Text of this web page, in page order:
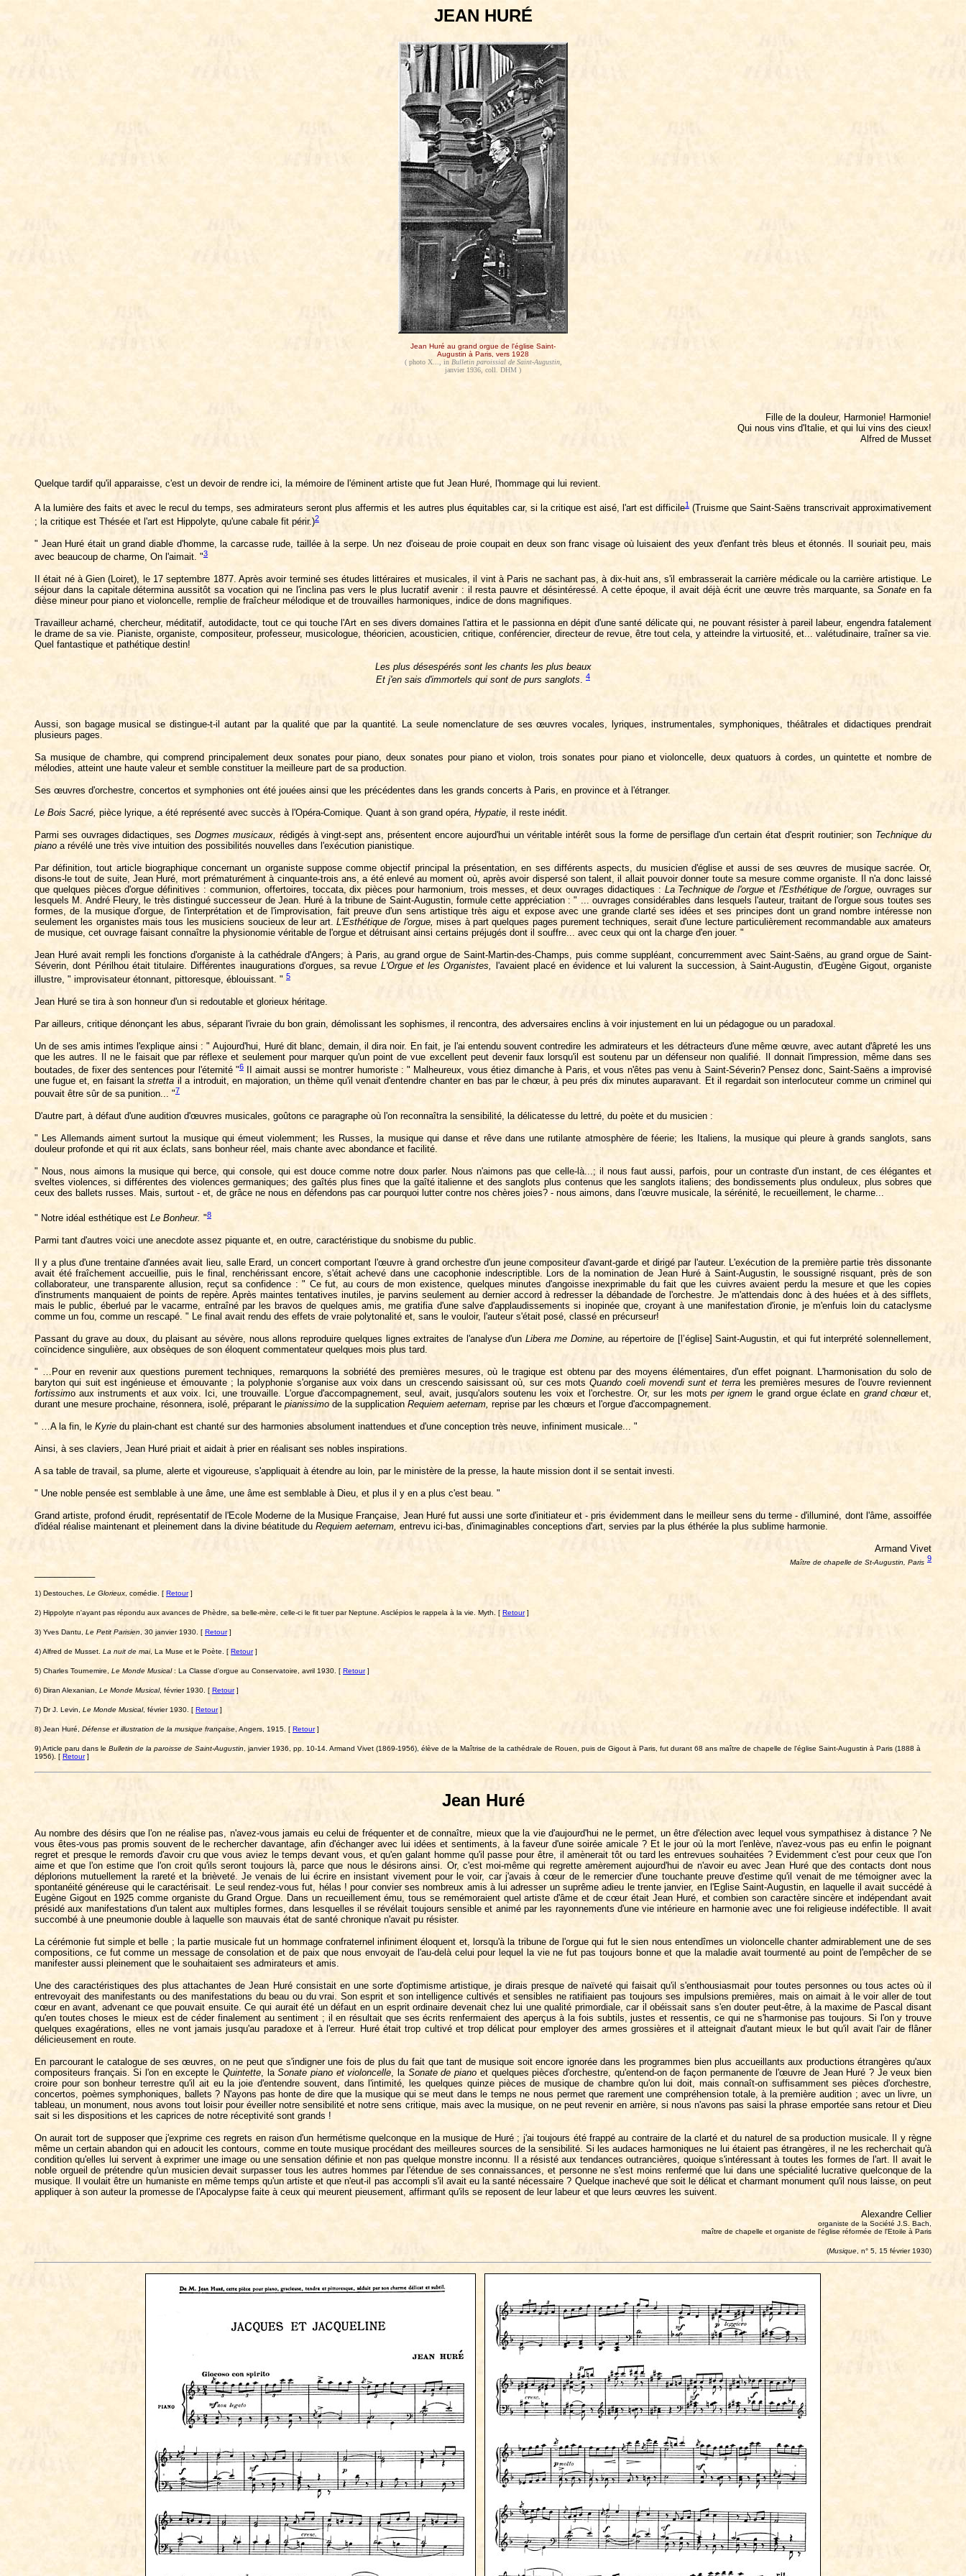
JEAN HURÉ
Jean Huré au grand orgue de l'église Saint-
Augustin à Paris, vers 1928
( photo X..., in Bulletin paroissial de Saint-Augustin,
janvier 1936, coll. DHM )
Fille de la douleur, Harmonie! Harmonie!
Qui nous vins d'Italie, et qui lui vins des cieux!
Alfred de Musset
Quelque tardif qu'il apparaisse, c'est un devoir de rendre ici, la mémoire de l'éminent artiste que fut Jean Huré, l'hommage qui lui revient.
A la lumière des faits et avec le recul du temps, ses admirateurs seront plus affermis et les autres plus équitables car, si la critique est aisé, l'art est difficile1(Truisme que Saint-Saëns transcrivait approximativement
; la critique est Thésée et l'art est Hippolyte, qu'une cabale fit périr.)2
" Jean Huré était un grand diable d'homme, la carcasse rude, taillée à la serpe. Un nez d'oiseau de proie coupait en deux son franc visage où luisaient des yeux d'enfant très bleus et étonnés. Il souriait peu, mais
avec beaucoup de charme, On l'aimait. "3
II était né à Gien (Loiret), le 17 septembre 1877. Après avoir terminé ses études littéraires et musicales, il vint à Paris ne sachant pas, à dix-huit ans, s'il embrasserait la carrière médicale ou la carrière artistique. Le
séjour dans la capitale détermina aussitôt sa vocation qui ne l'inclina pas vers le plus lucratif avenir : il resta pauvre et désintéressé. A cette époque, il avait déjà écrit une œuvre très marquante, saSonate en fa
dièse mineur pour piano et violoncelle, remplie de fraîcheur mélodique et de trouvailles harmoniques, indice de dons magnifiques.
Travailleur acharné, chercheur, méditatif, autodidacte, tout ce qui touche l'Art en ses divers domaines l'attira et le passionna en dépit d'une santé délicate qui, ne pouvant résister à pareil labeur, engendra fatalement
le drame de sa vie. Pianiste, organiste, compositeur, professeur, musicologue, théoricien, acousticien, critique, conférencier, directeur de revue, être tout cela, y atteindre la virtuosité, et... valétudinaire, traîner sa vie.
Quel fantastique et pathétique destin!
Les plus désespérés sont les chants les plus beaux
Et j'en sais d'immortels qui sont de purs sanglots. 4
Aussi, son bagage musical se distingue-t-il autant par la qualité que par la quantité. La seule nomenclature de ses œuvres vocales, lyriques, instrumentales, symphoniques, théâtrales et didactiques prendrait
plusieurs pages.
Sa musique de chambre, qui comprend principalement deux sonates pour piano, deux sonates pour piano et violon, trois sonates pour piano et violoncelle, deux quatuors à cordes, un quintette et nombre de
mélodies, atteint une haute valeur et semble constituer la meilleure part de sa production.
Ses œuvres d'orchestre, concertos et symphonies ont été jouées ainsi que les précédentes dans les grands concerts à Paris, en province et à l'étranger.
Le Bois Sacré, pièce lyrique, a été représenté avec succès à l'Opéra-Comique. Quant à son grand opéra, Hypatie, il reste inédit.
Parmi ses ouvrages didactiques, sesDogmes musicaux, rédigés à vingt-sept ans, présentent encore aujourd'hui un véritable intérêt sous la forme de persiflage d'un certain état d'esprit routinier; son Technique du
piano a révélé une très vive intuition des possibilités nouvelles dans l'exécution pianistique.
Par définition, tout article biographique concernant un organiste suppose comme objectif principal la présentation, en ses différents aspects, du musicien d'église et aussi de ses œuvres de musique sacrée. Or,
disons-le tout de suite, Jean Huré, mort prématurément à cinquante-trois ans, a été enlevé au moment où, après avoir dispersé son talent, il allait pouvoir donner toute sa mesure comme organiste. Il n'a donc laissé
que quelques pièces d'orgue définitives : communion, offertoires, toccata, dix pièces pour harmonium, trois messes, et deux ouvrages didactiques : La Technique de l'orgue et l'Esthétique de l'orgue, ouvrages sur
lesquels M. André Fleury, le très distingué successeur de Jean. Huré à la tribune de Saint-Augustin, formule cette appréciation : " ... ouvrages considérables dans lesquels l'auteur, traitant de l'orgue sous toutes ses
formes, de la musique d'orgue, de l'interprétation et de l'improvisation, fait preuve d'un sens artistique très aigu et expose avec une grande clarté ses idées et ses principes dont un grand nombre intéresse non
seulement les organistes mais tous les musiciens soucieux de leur art.L'Esthétique de l'orgue, mises à part quelques pages purement techniques, serait d'une lecture particulièrement recommandable aux amateurs
de musique, cet ouvrage faisant connaître la physionomie véritable de l'orgue et détruisant ainsi certains préjugés dont il souffre... avec ceux qui ont la charge d'en jouer. "
Jean Huré avait rempli les fonctions d'organiste à la cathédrale d'Angers; à Paris, au grand orgue de Saint-Martin-des-Champs, puis comme suppléant, concurremment avec Saint-Saëns, au grand orgue de Saint-
Séverin, dont Périlhou était titulaire. Différentes inaugurations d'orgues, sa revue L'Orgue et les Organistes,
l'avaient placé en évidence et lui valurent la succession, à Saint-Augustin, d'Eugène Gigout, organiste
illustre, " improvisateur étonnant, pittoresque, éblouissant. " 5
Jean Huré se tira à son honneur d'un si redoutable et glorieux héritage.
Par ailleurs, critique dénonçant les abus, séparant l'ivraie du bon grain, démolissant les sophismes, il rencontra, des adversaires enclins à voir injustement en lui un pédagogue ou un paradoxal.
Un de ses amis intimes l'explique ainsi : " Aujourd'hui, Huré dit blanc, demain, il dira noir. En fait, je l'ai entendu souvent contredire les admirateurs et les détracteurs d'une même œuvre, avec autant d'âpreté les uns
que les autres. Il ne le faisait que par réflexe et seulement pour marquer qu'un point de vue excellent peut devenir faux lorsqu'il est soutenu par un défenseur non qualifié. Il donnait l'impression, même dans ses
boutades, de fixer des sentences pour l'éternité "6II aimait aussi se montrer humoriste : " Malheureux, vous étiez dimanche à Paris, et vous n'êtes pas venu à Saint-Séverin? Pensez donc, Saint-Saëns a improvisé
une fugue et, en faisant lastretta il a introduit, en majoration, un thème qu'il venait d'entendre chanter en bas par le chœur, à peu prés dix minutes auparavant. Et il regardait son interlocuteur comme un criminel qui
pouvait être sûr de sa punition... "7
D'autre part, à défaut d'une audition d'œuvres musicales, goûtons ce paragraphe où l'on reconnaîtra la sensibilité, la délicatesse du lettré, du poète et du musicien :
" Les Allemands aiment surtout la musique qui émeut violemment; les Russes, la musique qui danse et rêve dans une rutilante atmosphère de féerie; les Italiens, la musique qui pleure à grands sanglots, sans
douleur profonde et qui rit aux éclats, sans bonheur réel, mais chante avec abondance et facilité.
" Nous, nous aimons la musique qui berce, qui console, qui est douce comme notre doux parler. Nous n'aimons pas que celle-là...; il nous faut aussi, parfois, pour un contraste d'un instant, de ces élégantes et
sveltes violences, si différentes des violences germaniques; des gaîtés plus fines que la gaîté italienne et des sanglots plus contenus que les sanglots italiens; des bondissements plus onduleux, plus sobres que
ceux des ballets russes. Mais, surtout - et, de grâce ne nous en défendons pas car pourquoi lutter contre nos chères joies? - nous aimons, dans l'œuvre musicale, la sérénité, le recueillement, le charme...
" Notre idéal esthétique est Le Bonheur. "8
Parmi tant d'autres voici une anecdote assez piquante et, en outre, caractéristique du snobisme du public.
Il y a plus d'une trentaine d'années avait lieu, salle Erard, un concert comportant l'œuvre à grand orchestre d'un jeune compositeur d'avant-garde et dirigé par l'auteur. L'exécution de la première partie très dissonante
avait été fraîchement accueillie, puis le final, renchérissant encore, s'était achevé dans une cacophonie indescriptible. Lors de la nomination de Jean Huré à Saint-Augustin, le soussigné risquant, près de son
collaborateur, une transparente allusion, reçut sa confidence : " Ce fut, au cours de mon existence, quelques minutes d'angoisse inexprimable du fait que les cuivres avaient perdu la mesure et que les copies
d'instruments manquaient de points de repère. Après maintes tentatives inutiles, je parvins seulement au dernier accord à redresser la débandade de l'orchestre. Je m'attendais donc à des huées et à des sifflets,
mais le public, éberlué par le vacarme, entraîné par les bravos de quelques amis, me gratifia d'une salve d'applaudissements si inopinée que, croyant à une manifestation d'ironie, je m'enfuis loin du cataclysme
comme un fou, comme un rescapé. " Le final avait rendu des effets de vraie polytonalité et, sans le vouloir, l'auteur s'était posé, classé en précurseur!
Passant du grave au doux, du plaisant au sévère, nous allons reproduire quelques lignes extraites de l'analyse d'unLibera me Domine, au répertoire de [l’église] Saint-Augustin, et qui fut interprété solennellement,
coïncidence singulière, aux obsèques de son éloquent commentateur quelques mois plus tard.
" …Pour en revenir aux questions purement techniques, remarquons la sobriété des premières mesures, où le tragique est obtenu par des moyens élémentaires, d'un effet poignant. L'harmonisation du solo de
baryton qui suit est ingénieuse et émouvante ; la polyphonie s'organise aux voix dans un crescendo saisissant où, sur ces motsQuando coeli movendi sunt et terrales premières mesures de l'ouvre reviennent
fortissimo aux instruments et aux voix. Ici, une trouvaille. L'orgue d'accompagnement, seul, avait, jusqu'alors soutenu les voix et l'orchestre. Or, sur les motsper ignem le grand orgue éclate en grand chœuret,
durant une mesure prochaine, résonnera, isolé, préparant le pianissimo de la supplication Requiem aeternam, reprise par les chœurs et l'orgue d'accompagnement.
" …A la fin, le Kyrie du plain-chant est chanté sur des harmonies absolument inattendues et d'une conception très neuve, infiniment musicale... "
Ainsi, à ses claviers, Jean Huré priait et aidait à prier en réalisant ses nobles inspirations.
A sa table de travail, sa plume, alerte et vigoureuse, s'appliquait à étendre au loin, par le ministère de la presse, la haute mission dont il se sentait investi.
" Une noble pensée est semblable à une âme, une âme est semblable à Dieu, et plus il y en a plus c'est beau. "
Grand artiste, profond érudit, représentatif de l'Ecole Moderne de la Musique Française, Jean Huré fut aussi une sorte d'initiateur et - pris évidemment dans le meilleur sens du terme - d'illuminé, dont l'âme, assoiffée
d'idéal réalise maintenant et pleinement dans la divine béatitude du Requiem aeternam, entrevu ici-bas, d'inimaginables conceptions d'art, servies par la plus éthérée la plus sublime harmonie.
Armand Vivet
Maître de chapelle de St-Augustin, Paris 9
1) Destouches, Le Glorieux , comédie. [ Retour]
2) Hippolyte n'ayant pas répondu aux avances de Phèdre, sa belle-mère, celle-ci le fit tuer par Neptune. Asclépios le rappela à la vie. Myth. [ Retour]
3) Yves Dantu, Le Petit Parisien , 30 janvier 1930. [ Retour]
4) Alfred de Musset. La nuit de mai, La Muse et le Poète. [ Retour]
5) Charles Tournemire, Le Monde Musical: La Classe d'orgue au Conservatoire, avril 1930. [ Retour]
6) Diran Alexanian, Le Monde Musical, février 1930. [ Retour]
7) Dr J. Levin, Le Monde Musical, février 1930. [ Retour]
8) Jean Huré, Défense et illustration de la musique française , Angers, 1915. [ Retour]
9) Article paru dans le Bulletin de la paroisse de Saint-Augustin , janvier 1936, pp. 10-14. Armand Vivet (1869-1956), élève de la Maîtrise de la cathédrale de Rouen, puis de Gigout à Paris, fut durant 68 ans maître de chapelle de l'église Saint-Augustin à Paris (1888 à
1956). [ Retour]
Jean Huré
Au nombre des désirs que l'on ne réalise pas, n'avez-vous jamais eu celui de fréquenter et de connaître, mieux que la vie d'aujourd'hui ne le permet, un être d'élection avec lequel vous sympathisez à distance ? Ne
vous êtes-vous pas promis souvent de le rechercher davantage, afin d'échanger avec lui idées et sentiments, à la faveur d'une soirée amicale ? Et le jour où la mort l'enlève, n'avez-vous pas eu enfin le poignant
regret et presque le remords d'avoir cru que vous aviez le temps devant vous, et qu'en galant homme qu'il passe pour être, il amènerait tôt ou tard les entrevues souhaitées ? Evidemment c'est pour ceux que l'on
aime et que l'on estime que l'on croit qu'ils seront toujours là, parce que nous le désirons ainsi. Or, c'est moi-même qui regrette amèrement aujourd'hui de n'avoir eu avec Jean Huré que des contacts dont nous
déplorions mutuellement la rareté et la brièveté. Je venais de lui écrire en insistant vivement pour le voir, car j'avais à cœur de le remercier d'une touchante preuve d'estime qu'il venait de me témoigner avec la
spontanéité généreuse qui le caractérisait. Le seul rendez-vous fut, hélas ! pour convier ses nombreux amis à lui adresser un suprême adieu le trente janvier, en l'Eglise Saint-Augustin, en laquelle il avait succédé à
Eugène Gigout en 1925 comme organiste du Grand Orgue. Dans un recueillement ému, tous se remémoraient quel artiste d'âme et de cœur était Jean Huré, et combien son caractère sincère et indépendant avait
présidé aux manifestations d'un talent aux multiples formes, dans lesquelles il se révélait toujours sensible et animé par les rayonnements d'une vie intérieure en harmonie avec une foi religieuse indéfectible. Il avait
succombé à une pneumonie double à laquelle son mauvais état de santé chronique n'avait pu résister.
La cérémonie fut simple et belle ; la partie musicale fut un hommage confraternel infiniment éloquent et, lorsqu'à la tribune de l'orgue qui fut le sien nous entendîmes un violoncelle chanter admirablement une de ses
compositions, ce fut comme un message de consolation et de paix que nous envoyait de l'au-delà celui pour lequel la vie ne fut pas toujours bonne et que la maladie avait tourmenté au point de l'empêcher de se
manifester aussi pleinement que le souhaitaient ses admirateurs et amis.
Une des caractéristiques des plus attachantes de Jean Huré consistait en une sorte d'optimisme artistique, je dirais presque de naïveté qui faisait qu'il s'enthousiasmait pour toutes personnes ou tous actes où il
entrevoyait des manifestants ou des manifestations du beau ou du vrai. Son esprit et son intelligence cultivés et sensibles ne ratifiaient pas toujours ses impulsions premières, mais on aimait à le voir aller de tout
cœur en avant, advenant ce que pouvait ensuite. Ce qui aurait été un défaut en un esprit ordinaire devenait chez lui une qualité primordiale, car il obéissait sans s'en douter peut-être, à la maxime de Pascal disant
qu'en toutes choses le mieux est de céder finalement au sentiment ; il en résultait que ses écrits renfermaient des aperçus à la fois subtils, justes et ressentis, ce qui ne s'harmonise pas toujours. Si l'on y trouve
quelques exagérations, elles ne vont jamais jusqu'au paradoxe et à l'erreur. Huré était trop cultivé et trop délicat pour employer des armes grossières et il atteignait d'autant mieux le but qu'il avait l'air de flâner
délicieusement en route.
En parcourant le catalogue de ses œuvres, on ne peut que s'indigner une fois de plus du fait que tant de musique soit encore ignorée dans les programmes bien plus accueillants aux productions étrangères qu'aux
compositeurs français. Si l'on en excepte le Quintette, laSonate piano et violoncelle , la Sonate de piano et quelques pièces d'orchestre, qu'entend-on de façon permanente de l'œuvre de Jean Huré ? Je veux bien
croire pour son bonheur terrestre qu'il ait eu la joie d'entendre souvent, dans l'intimité, les quelques quinze pièces de musique de chambre qu'on lui doit, mais connaît-on suffisamment ses pièces d'orchestre,
concertos, poèmes symphoniques, ballets ? N'ayons pas honte de dire que la musique qui se meut dans le temps ne nous permet que rarement une compréhension totale, à la première audition ; avec un livre, un
tableau, un monument, nous avons tout loisir pour éveiller notre sensibilité et notre sens critique, mais avec la musique, on ne peut revenir en arrière, si nous n'avons pas saisi la phrase emportée sans retour et Dieu
sait si les dispositions et les caprices de notre réceptivité sont grands !
On aurait tort de supposer que j'exprime ces regrets en raison d'un hermétisme quelconque en la musique de Huré ; j'ai toujours été frappé au contraire de la clarté et du naturel de sa production musicale. Il y règne
même un certain abandon qui en adoucit les contours, comme en toute musique procédant des meilleures sources de la sensibilité. Si les audaces harmoniques ne lui étaient pas étrangères, il ne les recherchait qu'à
condition qu'elles lui servent à exprimer une image ou une sensation définie et non pas quelque monstre inconnu. Il a résisté aux tendances outrancières, quoique s'intéressant à toutes les formes de l'art. Il avait le
noble orgueil de prétendre qu'un musicien devait surpasser tous les autres hommes par l'étendue de ses connaissances, et personne ne s'est moins renfermé que lui dans une spécialité lucrative quelconque de la
musique. Il voulait être un humaniste en même temps qu'un artiste et que n'eut-il pas accompli s'il avait eu la santé nécessaire ? Quelque inachevé que soit le délicat et charmant monument qu'il nous laisse, on peut
appliquer à son auteur la promesse de l'Apocalypse faite à ceux qui meurent pieusement, affirmant qu'ils se reposent de leur labeur et que leurs œuvres les suivent.
Alexandre Cellier
organiste de la Société J.S. Bach,
maître de chapelle et organiste de l'église réformée de l'Etoile à Paris
(Musique , n° 5, 15 février 1930)